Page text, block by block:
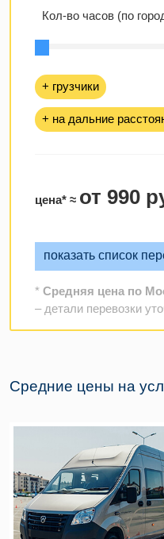
Кол-во часов (по
+ грузчики
+ на дальние
цена* ≈ от 990
показать список
* Средняя цена по
– детали перевозки
Средние цены на